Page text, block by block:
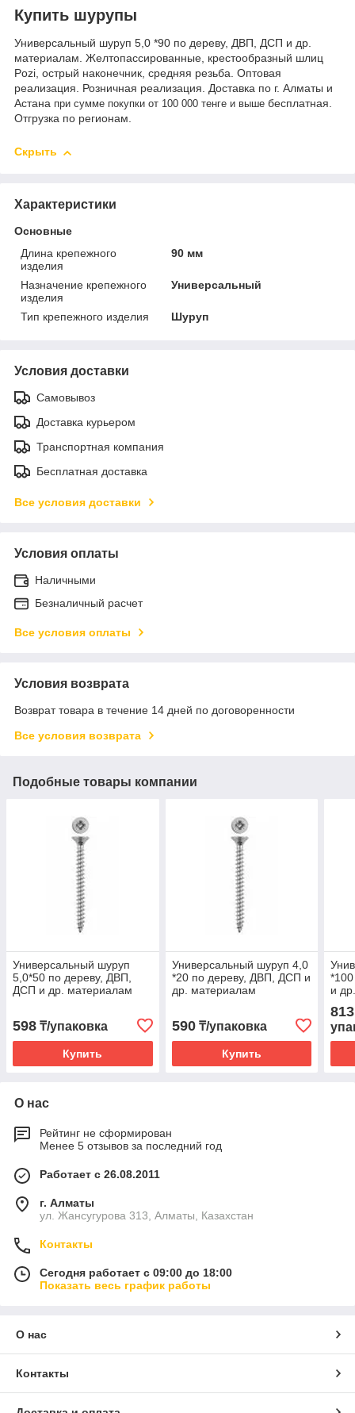
Купить шурупы
Универсальный шуруп 5,0 *90 по дереву, ДВП, ДСП и др.
материалам. Желтопассированные, крестообразный шлиц
Pozi, острый наконечник, средняя резьба. Оптовая
реализация. Розничная реализация. Доставка по г. Алматы и
Астана при сумме покупки от 100 000 тенге и выше бесплатная.
Отгрузка по регионам.
Скрыть
Характеристики
Основные
Длина крепежного
изделия
90 мм
Назначение крепежного
изделия
Универсальный
Тип крепежного изделия Шуруп
Условия доставки
Самовывоз
Доставка курьером
Транспортная компания
Бесплатная доставка
Все условия доставки
Условия оплаты
Наличными
Безналичный расчет
Все условия оплаты
Условия возврата
Возврат товара в течение 14 дней по договоренности
Все условия возврата
Подобные товары компании
Универсальный шуруп
5,0*50 по дереву, ДВП,
ДСП и др. материалам
598 ₸/упаковка
Купить
Универсальный шуруп 4,0
*20 по дереву, ДВП, ДСП и
др. материалам
590₸/упаковка
Купить
и
О нас
Рейтинг не сформирован
Менее 5 отзывов за последний год
Работает с 26.08.2011
г. Алматы
ул. Жансугурова 313, Алматы, Казахстан
Контакты
Сегодня работает с 09:00 до 18:00
Показать весь график работы
О нас
Контакты